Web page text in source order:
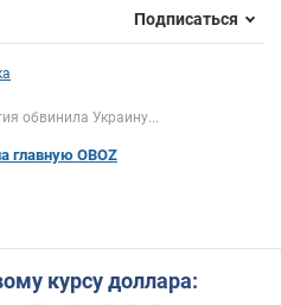
Подписаться
обвинила Украину...
главную OBOZ
курсу доллара: